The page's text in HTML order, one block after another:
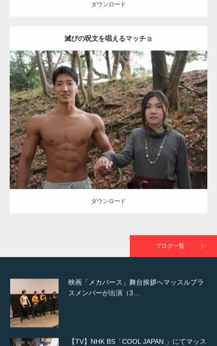
ダウンロード
滅びの呪文を唱えるマッチョ
Update:2021.07.8
Category:公園のマッチョ その他 AKIHITO(細マッチョ) 大胸筋 腹筋
ダウンロード
ダウンロード
ブログ一覧
【TV】TBS番組「ひるおび」にてマッスルプ
ラスが紹介されま…
TOKYO FMラジオ番組「ONE MORNING」
で紹介さ…
NHK「所さん！事件ですよ」に取材されまし
た（6/8放送）
映画「メカバース」舞台挨拶へマッスルプラ
スメンバーが出演（3…
【TV】NHK BS「COOL JAPAN 」にてマッス